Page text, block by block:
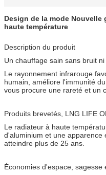
Design de la mode
haute température
Description du produit
Un chauffage sain sans bruit
Le rayonnement infrarouge
humain, améliore l'immunité
vous procure une rareté et un
Produits brevetés, LNG LIFE
Le radiateur à haute
d'aluminium et une apparence
atteindre plus de 25 ans.
Économies d'espace,